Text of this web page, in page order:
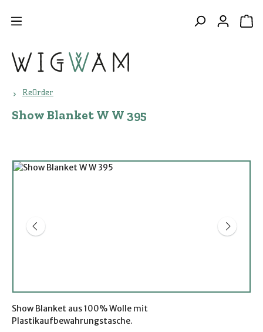
ReOrder
Show Blanket W W 395
Bildergalerie überspringen
Show Blanket aus 100% Wolle mit
Plastikaufbewahrungstasche.